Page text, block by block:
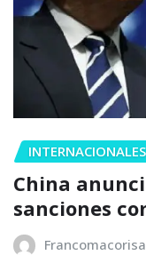
INTERNACIONALES
China
sanciones